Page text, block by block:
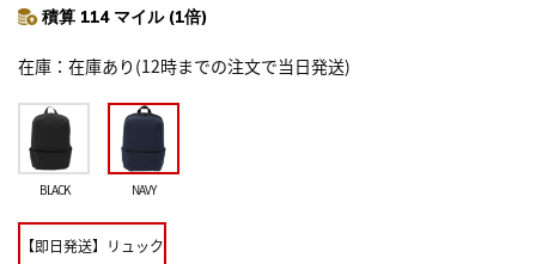
積算 114 マイル (1倍)
在庫 在庫あり(12時までの注文で当日発送)
BLACK NAVY
【即日発送】リュック